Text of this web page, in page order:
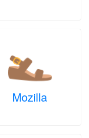
Mozilla